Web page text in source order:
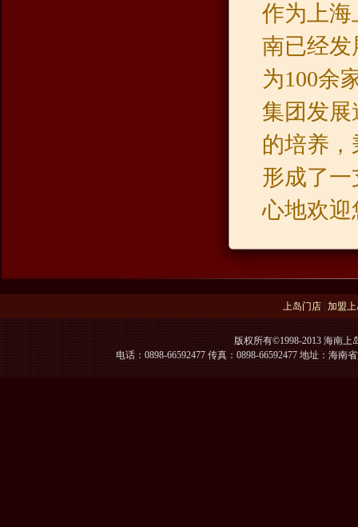
作为上海
南已经发
为100余
集团发展
的培养
形成了
心地欢迎
上岛门店 加盟
版权所有©1998-2013 海南上
电话：0898-66592477 传真：0898-66592477 地址：海南